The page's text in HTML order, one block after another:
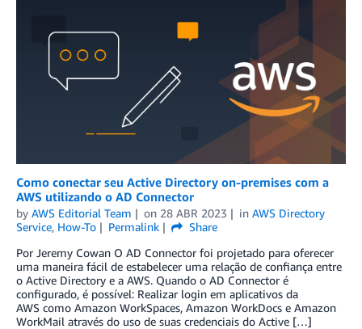
Como conectar seu Active Directory on-premises com a
AWS utilizando o AD Connector
by AWS Editorial Team on 28 ABR 2023 in AWS Directory
Service, How-To Permalink
Share
Por Jeremy Cowan O AD Connector foi projetado para oferecer
uma maneira fácil de estabelecer uma relação de confiança entre
o Active Directory e a AWS. Quando o AD Connector é
configurado, é possível: Realizar login em aplicativos da
AWS como Amazon WorkSpaces, Amazon WorkDocs e Amazon
WorkMail através do uso de suas credenciais do Active […]